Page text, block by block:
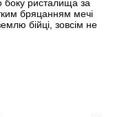
боку ристалища за
бряцанням мечі
бійці, зовсім не